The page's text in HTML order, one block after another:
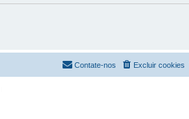
Excluir cookies
Contate-nos